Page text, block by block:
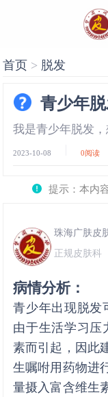
首页 > 脱发
青少年
我是青少年脱发
2023-10-08 0阅读
提示：本内
珠海广肤皮
正规皮肤科
病情分析：
青少年出现脱发
由于生活学习压
素而引起，因此
生嘱咐用药物进
量摄入富含维生